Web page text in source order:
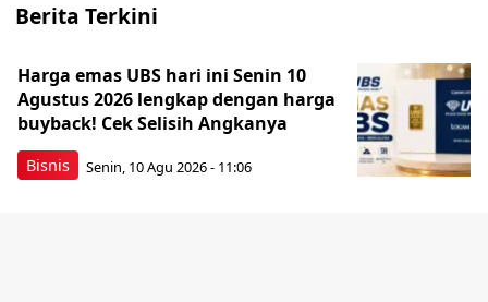
Berita Terkini
Bisnis
Harga emas UBS hari ini Senin 10
Agustus 2026 lengkap dengan harga
buyback! Cek Selisih Angkanya
Senin, 10 Agu 2026 - 11:06